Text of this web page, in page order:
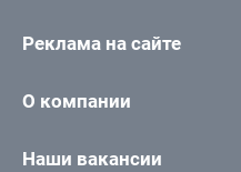
Реклама на сайте
О компании
Наши вакансии